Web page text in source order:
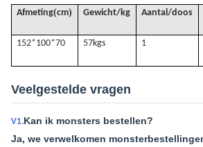
Afmeting(cm) Gewicht/kg Aantal/doos
152*100*70 57kgs 1
Veelgestelde vragen
V1.Kan ik monsters bestellen?
Ja, we verwelkomen